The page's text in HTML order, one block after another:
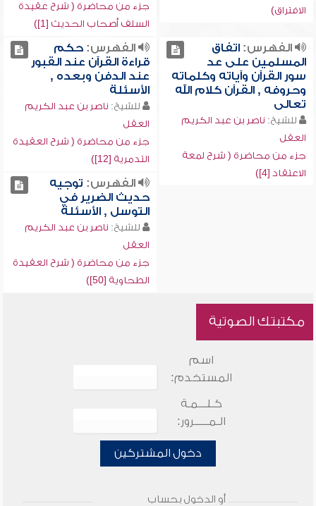
الافتراق)
جزء من محاضرة ( شرح عقيدة
السلف أصحاب الحديث [1])
الفهرس:اتفاق
المسلمين على عد
سور القرآن وآياته وكلماته
وحروفه , القرآن كلام الله
تعالى
للشيخ: ناصر بن عبد الكريم
العقل
جزء من محاضرة ( شرح لمعة
الاعتقاد [4])
الفهرس:حكم
قراءة القرآن عند القبور
عند الدفن وبعده ,
الأسئلة
للشيخ: ناصر بن عبد الكريم
العقل
جزء من محاضرة ( شرح العقيدة
التدمرية [12])
الفهرس: توجيه
حديث الضرير في
التوسل , الأسئلة
للشيخ: ناصر بن عبد الكريم
العقل
جزء من محاضرة ( شرح العقيدة
الطحاوية [50])
مكتبتك الصوتية
اسم
المستخدم:
كـلـــمـة
الـمـــــرور:
دخول المشتركين
أو الدخول بحساب